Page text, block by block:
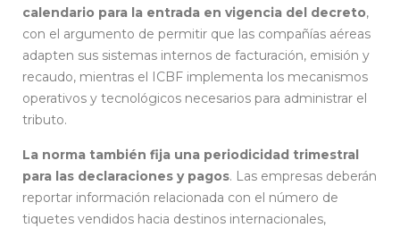
calendario para la entrada en vigencia del decreto,
con el argumento de permitir que las compañías aéreas
adapten sus sistemas internos de facturación, emisión y
recaudo, mientras el ICBF implementa los mecanismos
operativos y tecnológicos necesarios para administrar el
tributo.
La norma también fija una periodicidad trimestral
para las declaraciones y pagos. Las empresas deberán
reportar información relacionada con el número de
tiquetes vendidos hacia destinos internacionales,